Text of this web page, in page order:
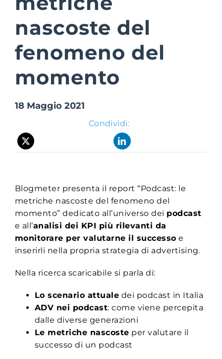
Suite Login
nascoste del
fenomeno del
momento
18 Maggio 2021
Condividi:
Blogmeter presenta il report “Podcast: le
metriche nascoste del fenomeno del
momento” dedicato all’universo dei podcast
e all’analisi dei KPI più rilevanti da
monitorare per valutarne il successo e
inserirli nella propria strategia di advertising.
Nella ricerca scaricabile si parla di:
Lo scenario attuale dei podcast in Italia
ADV nei podcast: come viene percepita
dalle diverse generazioni
Le metriche nascoste per valutare il
successo di un podcast